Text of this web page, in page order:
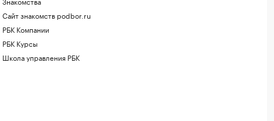
Сайт знакомств podbor.ru
РБК Компании
РБК Курсы
Школа управления РБК